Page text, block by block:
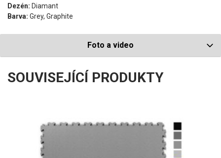
Dezén: Diamant
Barva: Grey, Graphite
Foto a video
SOUVISEJÍCÍ PRODUKTY